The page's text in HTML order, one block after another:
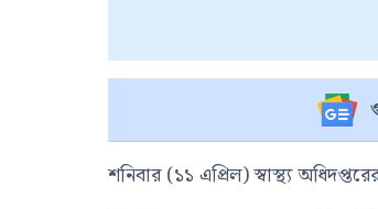
শনিবার (১১ এপ্রিল) স্বাস্থ্য